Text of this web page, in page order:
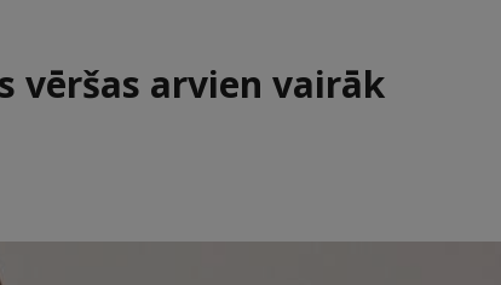
vēršas arvien vairāk